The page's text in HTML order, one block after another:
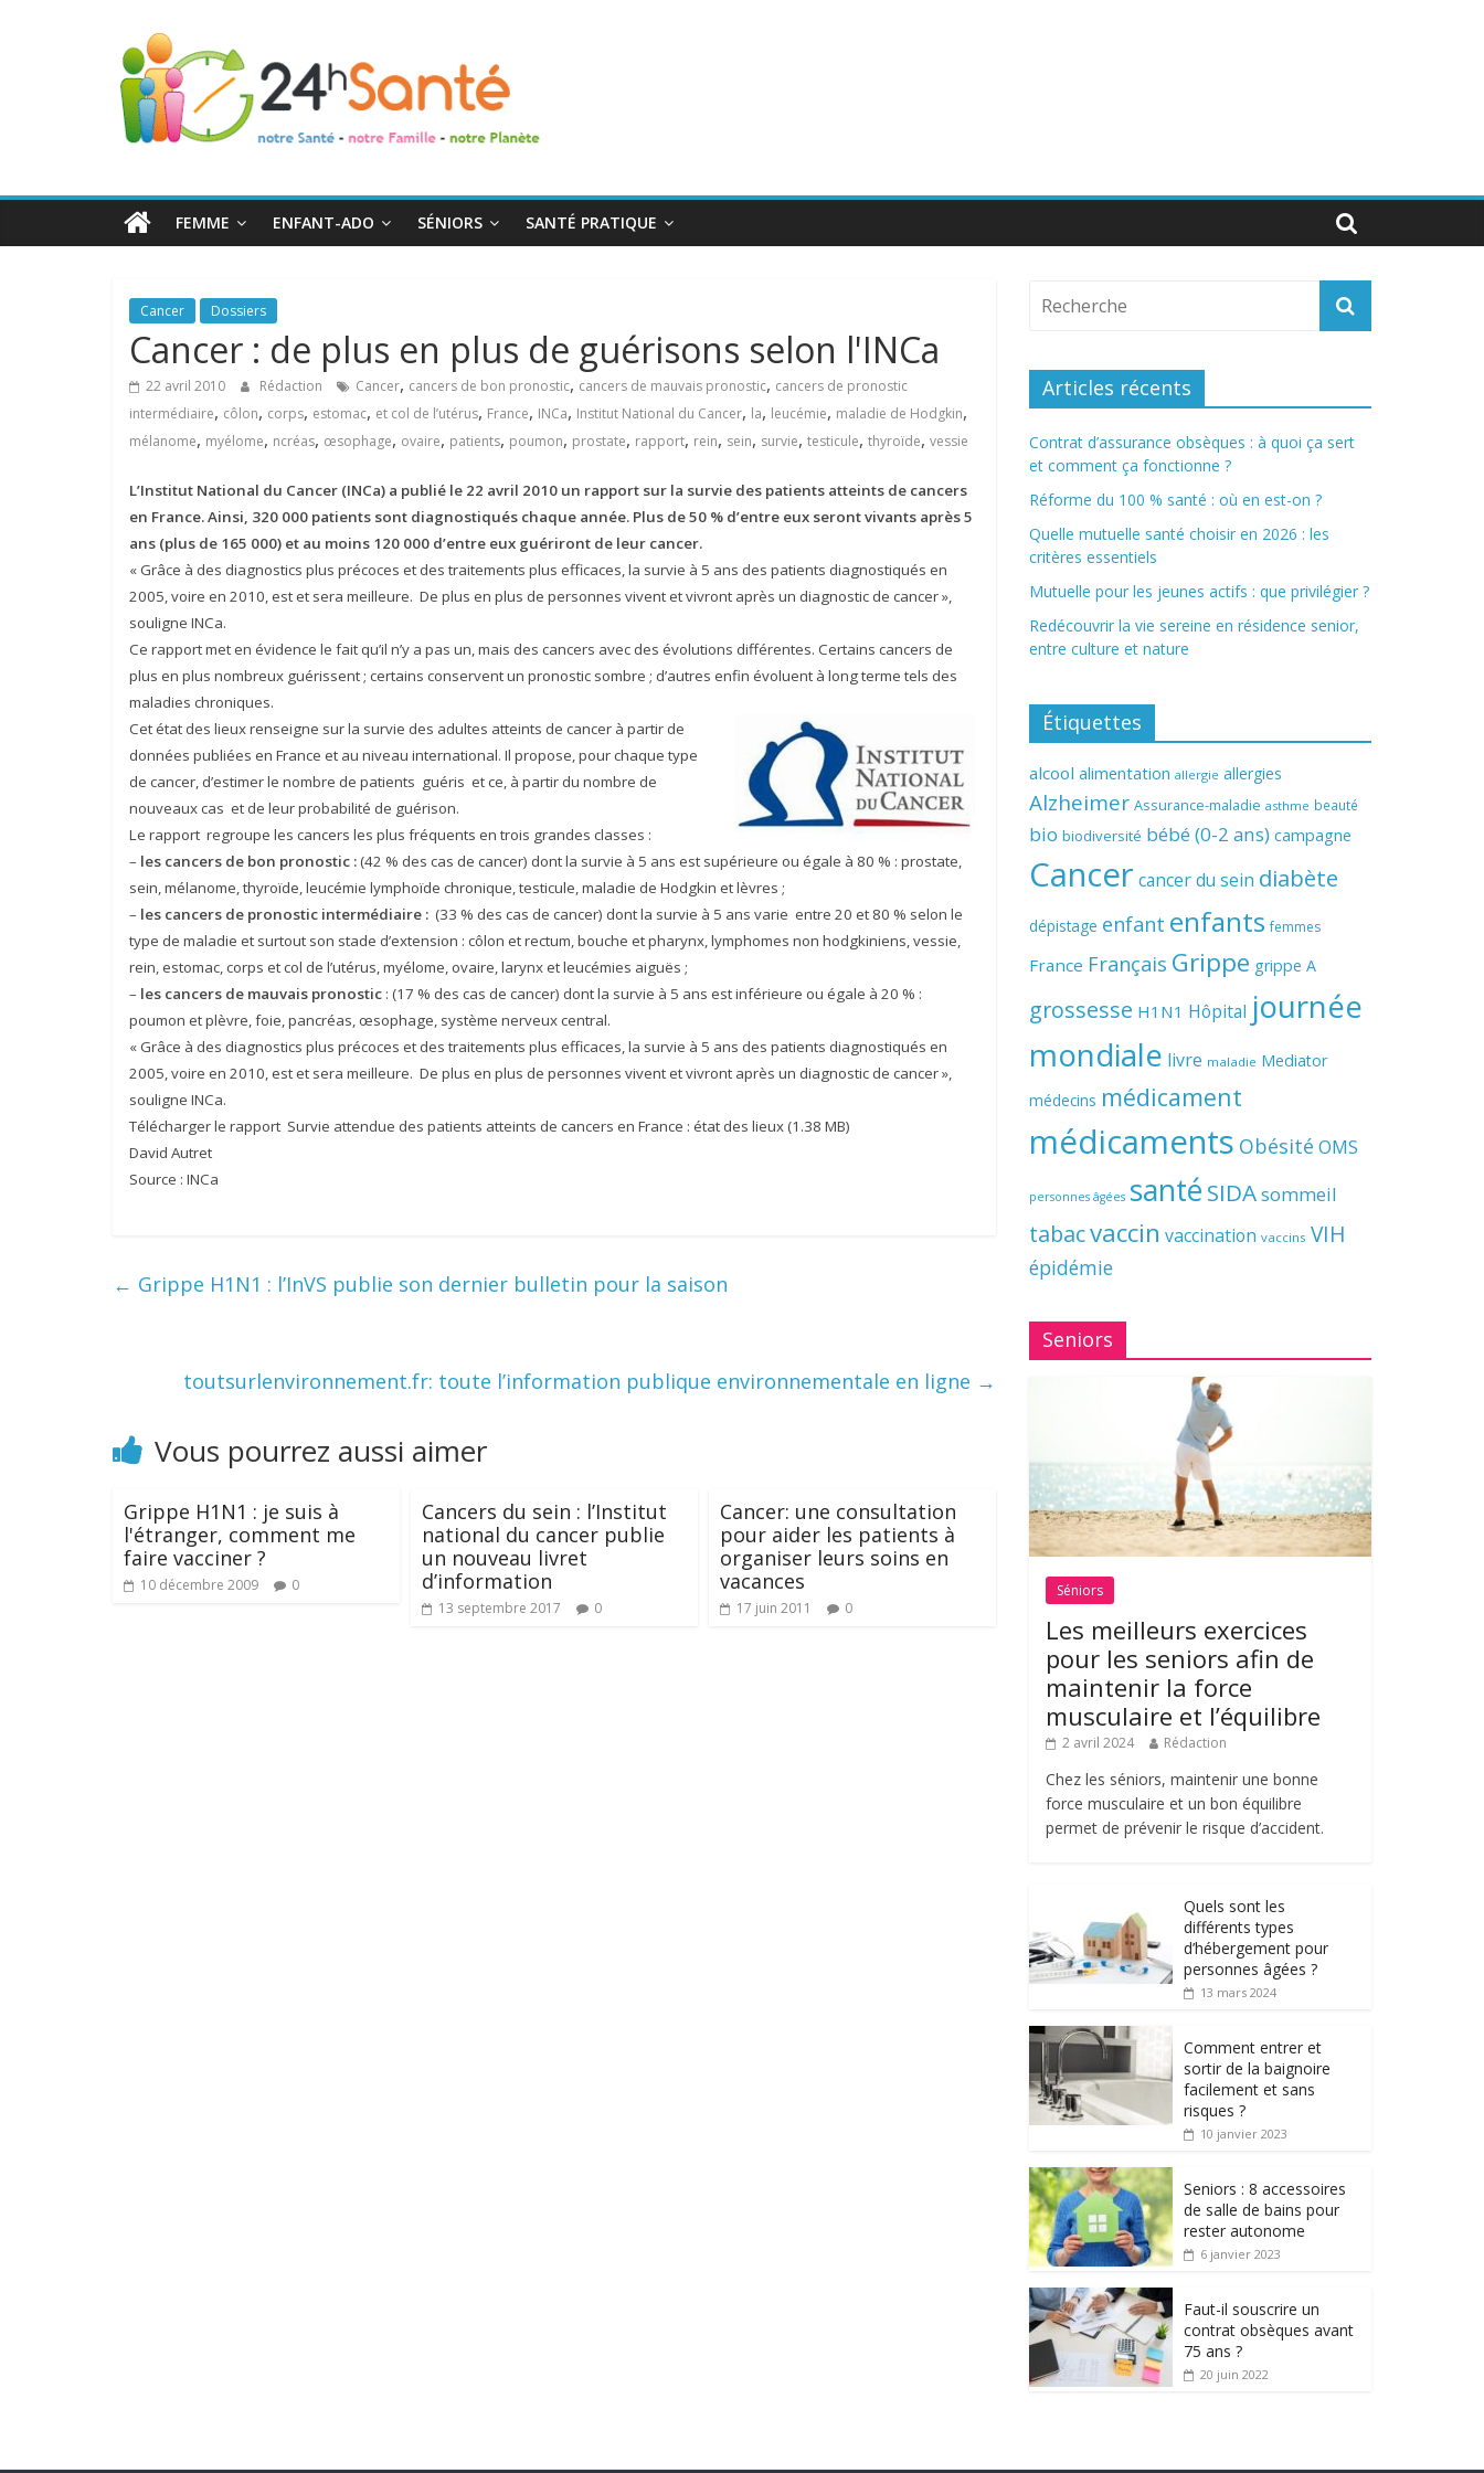
24h
Santé
toute
FEMME ENFANT-ADO SÉNIORS SANTÉ PRATIQUE
Cancer Dossiers
Cancer : de plus en plus de guérisons selon l'INCa
22 avril 2010 Rédaction Cancer, cancers de bon pronostic, cancers de mauvais pronostic, cancers de pronostic
intermédiaire, côlon, corps, estomac, et col de l’utérus, France, INCa, Institut National du Cancer, la, leucémie, maladie de Hodgkin,
mélanome, myélome, ncréas, œsophage, ovaire, patients, poumon, prostate, rapport, rein, sein, survie, testicule, thyroïde, vessie
L’Institut National du Cancer (INCa) a publié le 22 avril 2010 un rapport sur la survie des patients atteints de cancers
en France. Ainsi, 320 000 patients sont diagnostiqués chaque année. Plus de 50 % d’entre eux seront vivants après 5
ans (plus de 165 000) et au moins 120 000 d’entre eux guériront de leur cancer.
« Grâce à des diagnostics plus précoces et des traitements plus efficaces, la survie à 5 ans des patients diagnostiqués en
2005, voire en 2010, est et sera meilleure. De plus en plus de personnes vivent et vivront après un diagnostic de cancer »,
souligne INCa.
Ce rapport met en évidence le fait qu’il n’y a pas un, mais des cancers avec des évolutions différentes. Certains cancers de
plus en plus nombreux guérissent ; certains conservent un pronostic sombre ; d’autres enfin évoluent à long terme tels des
maladies chroniques.
Cet état des lieux renseigne sur la survie des adultes atteints de cancer à partir de
données publiées en France et au niveau international. Il propose, pour chaque type
de cancer, d’estimer le nombre de patients guéris et ce, à partir du nombre de
nouveaux cas et de leur probabilité de guérison.
Le rapport regroupe les cancers les plus fréquents en trois grandes classes :
– les cancers de bon pronostic :(42 % des cas de cancer) dont la survie à 5 ans est supérieure ou égale à 80 % : prostate,
sein, mélanome, thyroïde, leucémie lymphoïde chronique, testicule, maladie de Hodgkin et lèvres ;
– les cancers de pronostic intermédiaire : (33 % des cas de cancer) dont la survie à 5 ans varie entre 20 et 80 % selon le
type de maladie et surtout son stade d’extension : côlon et rectum, bouche et pharynx, lymphomes non hodgkiniens, vessie,
rein, estomac, corps et col de l’utérus, myélome, ovaire, larynx et leucémies aiguës ;
– les cancers de mauvais pronostic : (17 % des cas de cancer) dont la survie à 5 ans est inférieure ou égale à 20 % :
poumon et plèvre, foie, pancréas, œsophage, système nerveux central.
« Grâce à des diagnostics plus précoces et des traitements plus efficaces, la survie à 5 ans des patients diagnostiqués en
2005, voire en 2010, est et sera meilleure. De plus en plus de personnes vivent et vivront après un diagnostic de cancer »,
souligne INCa.
Télécharger le rapport Survie attendue des patients atteints de cancers en France : état des lieux (1.38 MB)
David Autret
Source : INCa
← Grippe H1N1 : l’InVS publie son dernier bulletin pour la saison
toutsurlenvironnement.fr: toute l’information publique environnementale en ligne →
Vous pourrez aussi aimer
Grippe H1N1 : je suis à
l'étranger, comment me
faire vacciner ?
10 décembre 2009 0
Cancers du sein : l’Institut
national du cancer publie
un nouveau livret
d’information
13 septembre 2017 0
Cancer: une consultation
pour aider les patients à
organiser leurs soins en
vacances
17 juin 2011 0
Articles récents
Contrat d’assurance obsèques : à quoi ça sert
et comment ça fonctionne ?
Réforme du 100 % santé : où en est-on ?
Quelle mutuelle santé choisir en 2026 : les
critères essentiels
Mutuelle pour les jeunes actifs : que privilégier ?
Redécouvrir la vie sereine en résidence senior,
entre culture et nature
Étiquettes
alcool alimentation allergie allergies
Alzheimer Assurance-maladie asthme beauté
bio biodiversité bébé (0-2 ans) campagne
Cancer cancer du sein diabète
dépistage enfant enfants femmes
France Français Grippe grippe A
grossesse H1N1 Hôpital journée
mondiale livre maladie Mediator
médecins médicament
médicaments Obésité OMS
personnes âgées santé SIDAsommeil
tabacvaccin vaccination vaccins VIH
épidémie
Seniors
Séniors
Les meilleurs exercices
pour les seniors afin de
maintenir la force
musculaire et l’équilibre
2 avril 2024 Rédaction
Chez les séniors, maintenir une bonne
force musculaire et un bon équilibre
permet de prévenir le risque d’accident.
Quels sont les
différents types
d’hébergement pour
personnes âgées ?
13 mars 2024
Comment entrer et
sortir de la baignoire
facilement et sans
risques ?
10 janvier 2023
Seniors : 8 accessoires
de salle de bains pour
rester autonome
6 janvier 2023
Faut-il souscrire un
contrat obsèques avant
75 ans ?
20 juin 2022